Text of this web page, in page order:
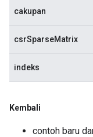
cakupan
csrSparseMatrix
indeks
Kembali
contoh baru